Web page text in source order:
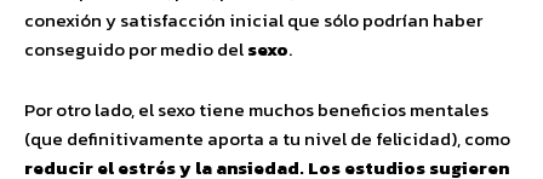
conexión y satisfacción inicial que sólo podrían haber
conseguido por medio delsexo.
Por otro lado, el sexo tiene muchos beneficios mentales
(que definitivamente aporta a tu nivel de felicidad), como
reducir el estrés y la ansiedad. Los estudios sugieren